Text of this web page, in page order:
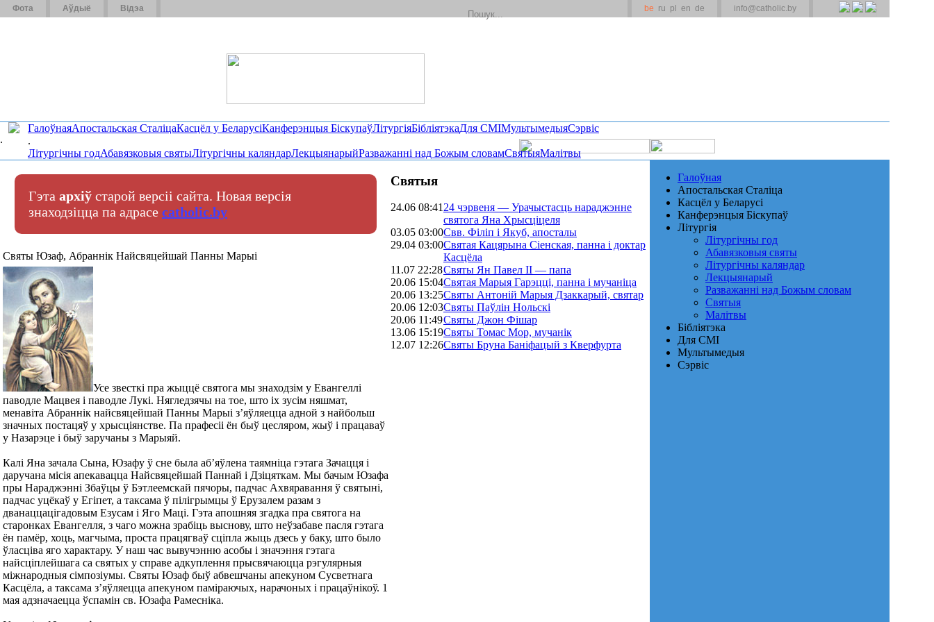
Фота Аўдыё Відэа be ru pl en de info@catholic.by
.
ГалоўнаяАпостальская СталіцаКасцёл у БеларусіКанферэнцыя БіскупаўЛітургіяБібліятэкаДля СМІМультымедыяСэрвіс
.
Літургічны годАбавязковыя святыЛітургічны каляндарЛекцыянарыйРазважанні над Божым словамСвятыяМалітвы
Гэта архіў старой версіі сайта. Новая версія
знаходзіцца па адрасе catholic.by
Святы Юзаф, Абраннік Найсвяцейшай Панны Марыі
Усе звесткі пра жыццё святога мы знаходзім у Евангеллі
паводле Мацвея і паводле Лукі. Нягледзячы на тое, што іх зусім няшмат,
менавіта Абраннік найсвяцейшай Панны Марыі з’яўляецца адной з найбольш
значных постацяў у хрысціянстве. Па прафесіі ён быў цесляром, жыў і працаваў
у Назарэце і быў заручаны з Марыяй.
Калі Яна зачала Сына, Юзафу ў сне была аб’яўлена таямніца гэтага Зачацця і
даручана місія апекавацца Найсвяцейшай Паннай і Дзіцяткам. Мы бачым Юзафа
пры Нараджэнні Збаўцы ў Бэтлеемскай пячоры, падчас Ахвяравання ў святыні,
падчас уцёкаў у Егіпет, а таксама ў пілігрымцы ў Ерузалем разам з
дванаццацігадовым Езусам і Яго Маці. Гэта апошняя згадка пра святога на
старонках Евангелля, з чаго можна зрабіць выснову, што неўзабаве пасля гэтага
ён памёр, хоць, магчыма, проста працягваў сціпла жыць дзесь у баку, што было
ўласціва яго характару. У наш час вывучэнню асобы і значэння гэтага
найсціплейшага са святых у справе адкуплення прысвячаюцца рэгулярныя
міжнародныя сімпозіумы. Святы Юзаф быў абвешчаны апекуном Сусветнага
Касцёла, а таксама з’яўляецца апекуном паміраючых, нарачоных і працаўнікоў. 1
мая адзначаецца ўспамін св. Юзафа Рамесніка.
Святыя
24.06 08:4124 чэрвеня — Урачыстасць нараджэнне
святога Яна Хрысціцеля
03.05 03:00Свв. Філіп і Якуб, апосталы
29.04 03:00Святая Кацярына Сіенская, панна і доктар
Касцёла
11.07 22:28Святы Ян Павел II — папа
20.06 15:04Святая Марыя Гарэцці, панна і мучаніца
20.06 13:25Святы Антоній Марыя Дзаккарый, святар
20.06 12:03Святы Паўлін Нольскі
20.06 11:49Святы Джон Фішар
13.06 15:19Святы Томас Мор, мучанік
12.07 12:26Святы Бруна Баніфацый з Кверфурта
Галоўная
Апостальская Сталіца
Касцёл у Беларусі
Канферэнцыя Біскупаў
Літургія
Літургічны год
Абавязковыя святы
Літургічны каляндар
Лекцыянарый
Разважанні над Божым словам
Святыя
Малітвы
Бібліятэка
Для СМІ
Мультымедыя
Сэрвіс